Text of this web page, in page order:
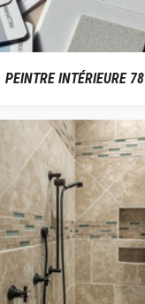
PEINTRE INTÉRIEURE 78